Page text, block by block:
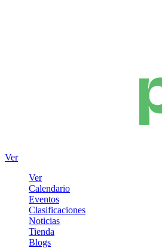
Ver
Ver
Calendario
Eventos
Clasificaciones
Noticias
Tienda
Blogs